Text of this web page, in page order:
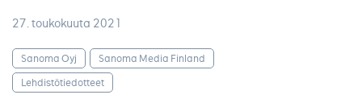
27. toukokuuta 2021
Sanoma Oyj
Sanoma Media Finland
Lehdistötiedotteet